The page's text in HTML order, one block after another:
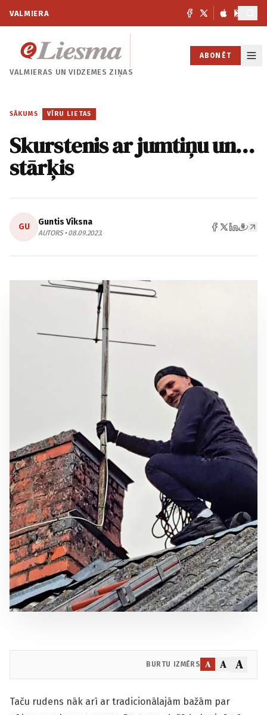
VALMIERA
VALMIERAS UNVIDZEMES ZIŅAS
ABONĒT
SĀKUMS / VĪRU LIETAS
Skurstenis ar jumtiņu un…
stārķis
GU Guntis Vīksna
AUTORS • 08.09.2023.
BURTU IZMĒRS A A A
Taču rudens nāk arī ar tradicionālajām bažām par